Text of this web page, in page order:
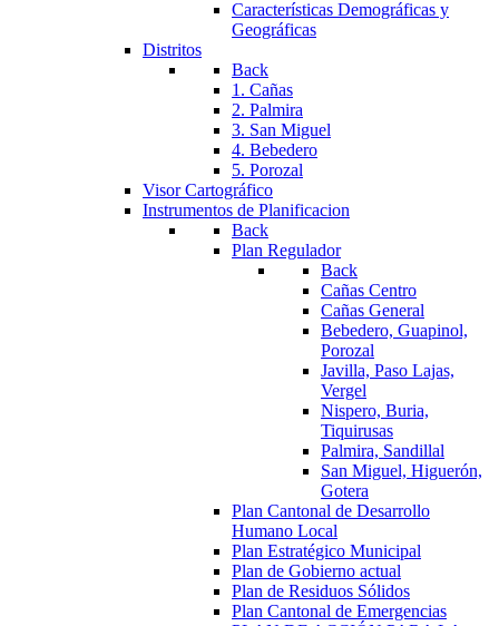
Características Demográficas y
Geográficas
Distritos
Back
1. Cañas
2. Palmira
3. San Miguel
4. Bebedero
5. Porozal
Visor Cartográfico
Instrumentos de Planificacion
Back
Plan Regulador
Back
Cañas Centro
Cañas General
Bebedero, Guapinol,
Porozal
Javilla, Paso Lajas,
Vergel
Nispero, Buria,
Tiquirusas
Palmira, Sandillal
San Miguel, Higuerón,
Gotera
Plan Cantonal de Desarrollo
Humano Local
Plan Estratégico Municipal
Plan de Gobierno actual
Plan de Residuos Sólidos
Plan Cantonal de Emergencias